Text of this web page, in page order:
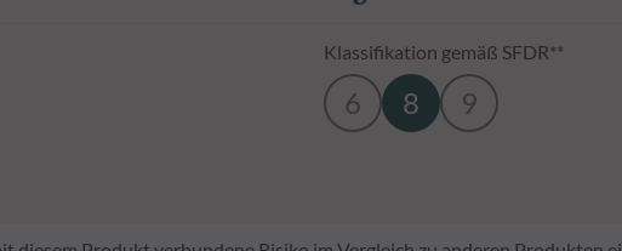
Klassifikation gemäß SFDR**
6 8 9